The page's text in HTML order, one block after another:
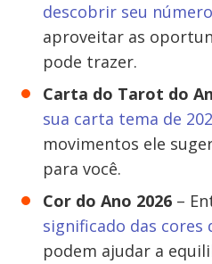
descobrir seu
aproveitar as
pode trazer.
Carta do Tarot do
sua carta tema de
movimentos ele
para você.
Cor do Ano 2026 –
significado das cores
podem ajudar a